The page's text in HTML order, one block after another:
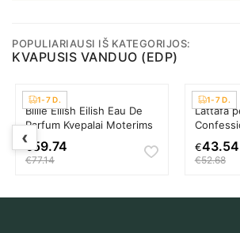
POPULIARIAUSI IŠ KATEGORIJOS:
KVAPUSIS VANDUO (EDP)
1-7 D.
Billie Eilish Eilish Eau De
Parfum Kvepalai Moterims
€59.74
€77.14
1-7 D.
Lattafa
Kvepalai
€43.54
€52.68
‹